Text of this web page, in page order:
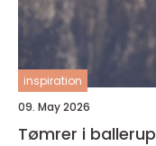
inspiration
09. May 2026
Tømrer i ballerup sådan får du